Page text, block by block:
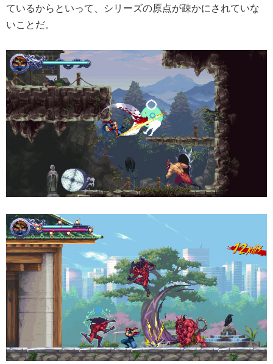
ているからといって、シリーズの原点が疎かにされていな
いことだ。